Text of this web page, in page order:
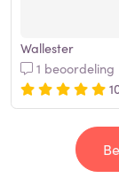
Wallester
1 beoordeling